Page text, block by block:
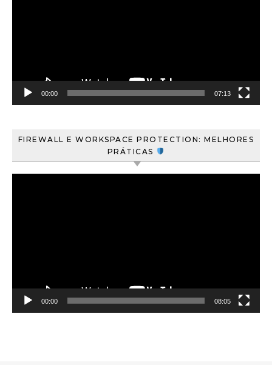
00:00 07:13
FIREWALL E WORKSPACE PROTECTION: MELHORES
PRÁTICAS
00:00 08:05